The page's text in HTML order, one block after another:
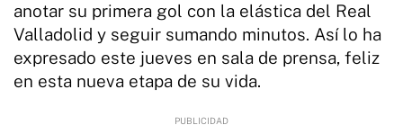
anotar su primera gol con la elástica del Real
Valladolid y seguir sumando minutos. Así lo ha
expresado este jueves en sala de prensa, feliz
en esta nueva etapa de su vida.